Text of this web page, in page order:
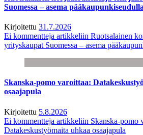
Suomessa – asema
Kirjoitettu 31.7.2026
Ei kommentteja artikkeliin Ruotsalainen
yrityskaupat Suomessa – asema
Skanska-pomo varoittaa:
osaajapula
Kirjoitettu 5.8.2026
Ei kommentteja artikkeliin Skanska-pomo
Datakeskustyömaita uhkaa osaajapula